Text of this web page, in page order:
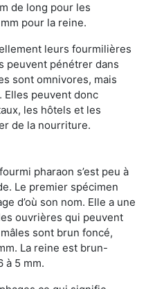
de long pour les
pour la reine.
leurs fourmilières
peuvent pénétrer dans
sont omnivores, mais
peuvent donc
les hôtels et les
de la nourriture.
pharaon s’est peu à
Le premier spécimen
d’où son nom. Elle a une
ouvrières qui peuvent
sont brun foncé,
La reine est brun-
à 5 mm.